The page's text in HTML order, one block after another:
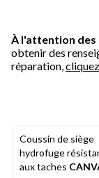
À l'attention des
obtenir des
réparation,
Coussin de siège
hydrofuge
aux taches